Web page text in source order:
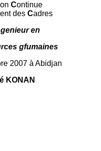
Continue
des Cadres
en
gfumaines
2007 à Abidjan
KONAN